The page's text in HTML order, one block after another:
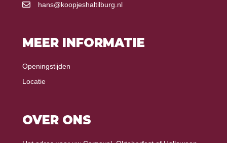
hans@koopjeshaltilburg.nl
MEER INFORMATIE
Openingstijden
Locatie
OVER ONS